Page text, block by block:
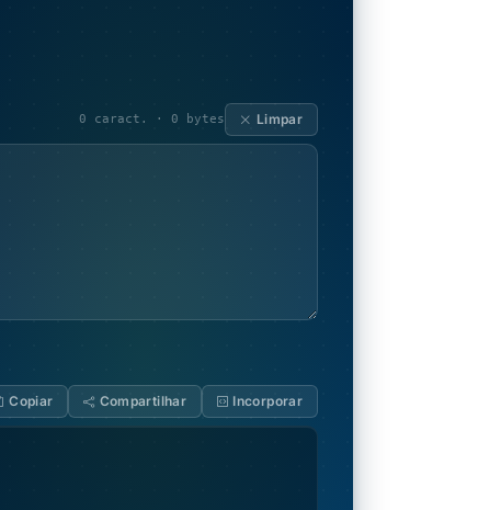
0 caract. · 0 bytes Limpar
Copiar Compartilhar Incorporar